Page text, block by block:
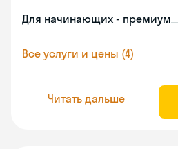
Для начинающих - премиум
Все услуги и цены (4)
Читать дальше